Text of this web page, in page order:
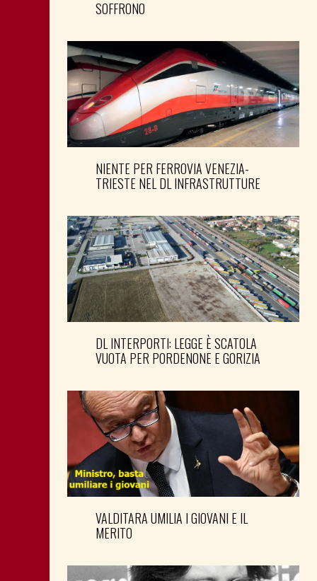
SOFFRONO
NIENTE PER FERROVIA VENEZIA-
TRIESTE NEL DL INFRASTRUTTURE
DL INTERPORTI: LEGGE È SCATOLA
VUOTA PER PORDENONE E GORIZIA
VALDITARA UMILIA I GIOVANI E IL
MERITO